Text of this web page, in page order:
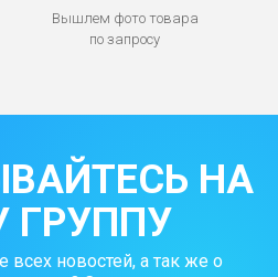
Вышлем фото товара
по запросу
НА
ГРУППУ
всех новостей, а так же о